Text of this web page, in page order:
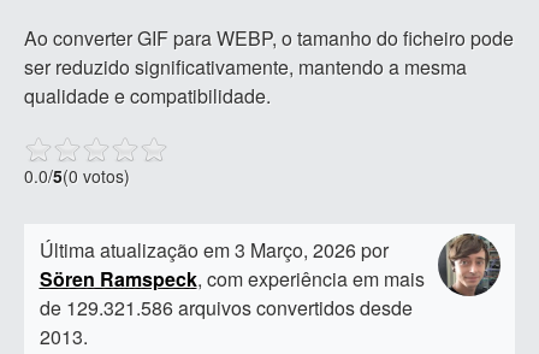
Ao converter GIF para WEBP, o tamanho do ficheiro pode
ser reduzido significativamente, mantendo a mesma
qualidade e compatibilidade.
0.0/5(0 votos)
Última atualização em 3 Março, 2026 por
Sören Ramspeck, com experiência em mais
de 129.321.586 arquivos convertidos desde
2013.